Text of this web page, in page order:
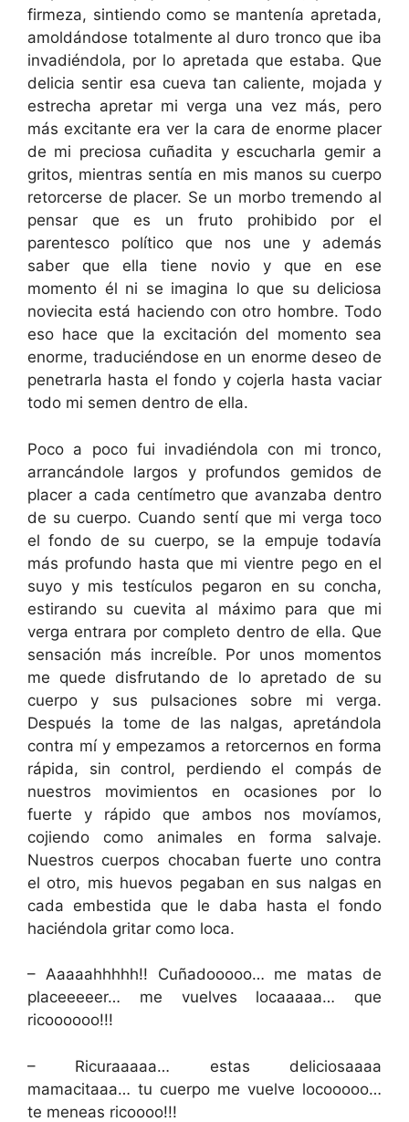
firmeza, sintiendo como se mantenía apretada,
amoldándose totalmente al duro tronco que iba
invadiéndola, por lo apretada que estaba. Que
delicia sentir esa cueva tan caliente, mojada y
estrecha apretar mi verga una vez más, pero
más excitante era ver la cara de enorme placer
de mi preciosa cuñadita y escucharla gemir a
gritos, mientras sentía en mis manos su cuerpo
retorcerse de placer. Se un morbo tremendo al
pensar que es un fruto prohibido por el
parentesco político que nos une y además
saber que ella tiene novio y que en ese
momento él ni se imagina lo que su deliciosa
noviecita está haciendo con otro hombre. Todo
eso hace que la excitación del momento sea
enorme, traduciéndose en un enorme deseo de
penetrarla hasta el fondo y cojerla hasta vaciar
todo mi semen dentro de ella.
Poco a poco fui invadiéndola con mi tronco,
arrancándole largos y profundos gemidos de
placer a cada centímetro que avanzaba dentro
de su cuerpo. Cuando sentí que mi verga toco
el fondo de su cuerpo, se la empuje todavía
más profundo hasta que mi vientre pego en el
suyo y mis testículos pegaron en su concha,
estirando su cuevita al máximo para que mi
verga entrara por completo dentro de ella. Que
sensación más increíble. Por unos momentos
me quede disfrutando de lo apretado de su
cuerpo y sus pulsaciones sobre mi verga.
Después la tome de las nalgas, apretándola
contra mí y empezamos a retorcernos en forma
rápida, sin control, perdiendo el compás de
nuestros movimientos en ocasiones por lo
fuerte y rápido que ambos nos movíamos,
cojiendo como animales en forma salvaje.
Nuestros cuerpos chocaban fuerte uno contra
el otro, mis huevos pegaban en sus nalgas en
cada embestida que le daba hasta el fondo
haciéndola gritar como loca.
– Aaaaahhhhh!! Cuñadooooo… me matas de
placeeeeer… me vuelves locaaaaa… que
ricoooooo!!!
– Ricuraaaaa… estas deliciosaaaa
mamacitaaa… tu cuerpo me vuelve locooooo…
te meneas ricoooo!!!